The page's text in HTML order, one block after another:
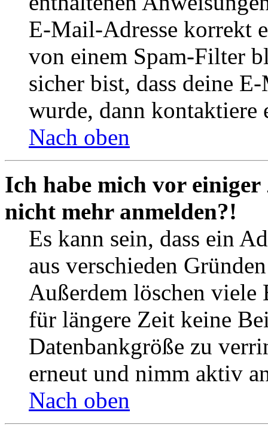
E-Mail-Adresse korrekt
von einem Spam-Filter
sicher bist, dass deine
wurde, dann kontaktiere
Nach oben
Ich habe mich vor
nicht mehr anmelden?!
Es kann sein, dass ein
aus verschieden
Außerdem löschen viele
für längere Zeit keine
Datenbankgröße zu
erneut und nimm aktiv
Nach oben